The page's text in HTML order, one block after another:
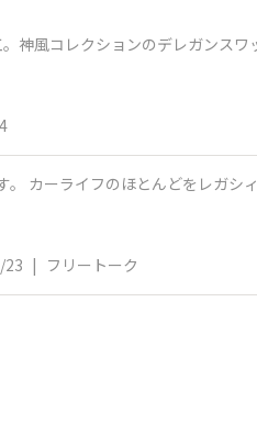
神風コレクションのデレガンスワ
。 カーライフのほとんどをレガ
23 | フリートーク